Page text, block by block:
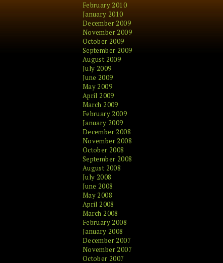
February 2010
January 2010
December 2009
November 2009
October 2009
September 2009
August 2009
July 2009
June 2009
May 2009
April 2009
March 2009
February 2009
January 2009
December 2008
November 2008
October 2008
September 2008
August 2008
July 2008
June 2008
May 2008
April 2008
March 2008
February 2008
January 2008
December 2007
November 2007
October 2007